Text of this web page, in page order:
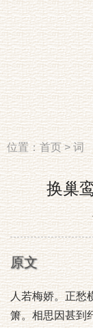
位置：首页>词
换巢
原文
人若梅娇。正愁
箫。相思因甚到